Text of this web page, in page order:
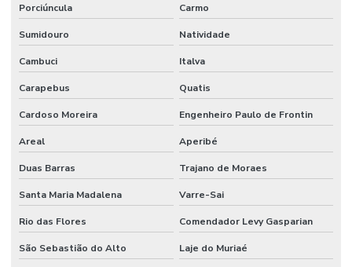
Sistema de alarme contra incêndio
Sistema de alarme de incêndio convencional
Sistema de alarme de incêndio industrial
Sistema de alarme de incêndio wifi
Sistema de alarme de incêndio wireless
Sistema anti incêndio
Sistema automático de detecção e supressão de incêndio
Porciúncula Carmo
Sumidouro Natividade
Cambuci Italva
Carapebus Quatis
Cardoso Moreira Engenheiro Paulo de Frontin
Areal Aperibé
Duas Barras Trajano de Moraes
Santa Maria Madalena Varre-Sai
Rio das Flores Comendador Levy Gasparian
São Sebastião do Alto Laje do Muriaé